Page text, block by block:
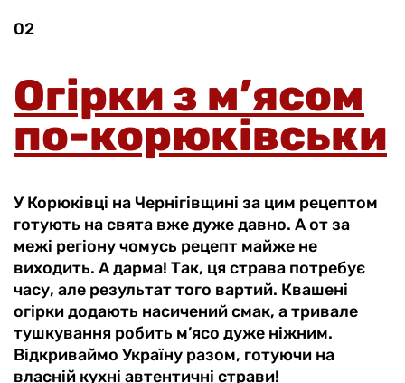
02
Огірки з м’ясом
по-корюківськи
У Корюківці на Чернігівщині за цим рецептом
готують на свята вже дуже давно. А от за
межі регіону чомусь рецепт майже не
виходить. А дарма! Так, ця страва потребує
часу, але результат того вартий. Квашені
огірки додають насичений смак, а тривале
тушкування робить м’ясо дуже ніжним.
Відкриваймо Україну разом, готуючи на
власній кухні автентичні страви!